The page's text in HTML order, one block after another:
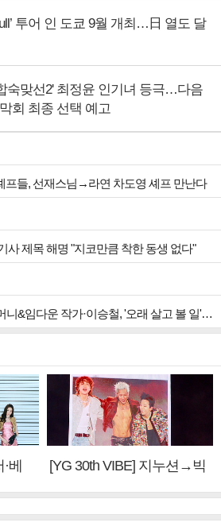
투어 인 도쿄 9월 개최…日 열도 달
숙맞선2' 최정윤 인기녀 등극…다음
회 최종 선택 예고
프들, 선재스님→라연 차도영 셰프 만난다
사 제목 해명 "지코만큼 착한 동생 없다"
'유퀴즈' 이은결·임봉근 할머니&임다운 작가·이승철, '오래 살고 볼 일' 특집 출격
베
[YG 30th VIBE] 지누션→빅